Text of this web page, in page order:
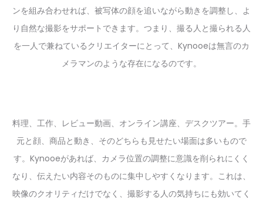
ンを組み合わせれば、被写体の顔を追いながら動きを調整し、よ
り自然な撮影をサポートできます。つまり、撮る人と撮られる人
を一人で兼ねているクリエイターにとって、Kynooeは無言のカ
メラマンのような存在になるのです。
料理、工作、レビュー動画、オンライン講座、デスクツアー。手
元と顔、商品と動き、そのどちらも見せたい場面は多いもので
す。Kynooeがあれば、カメラ位置の調整に意識を削られにくく
なり、伝えたい内容そのものに集中しやすくなります。これは、
映像のクオリティだけでなく、撮影する人の気持ちにも効いてく